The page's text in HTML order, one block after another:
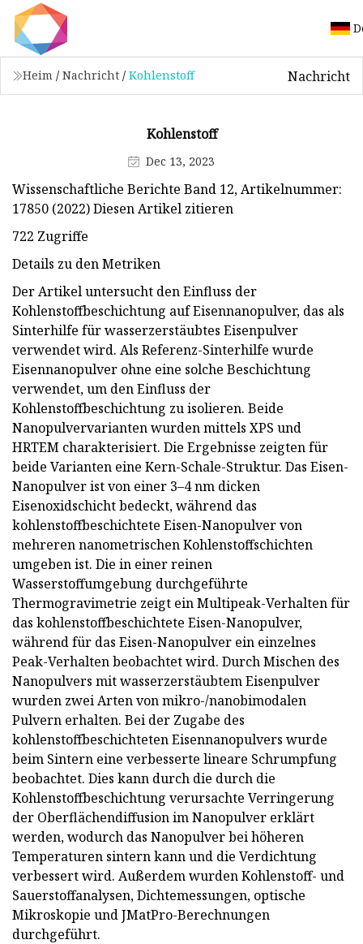
Heim / Nachricht / Kohlenstoff Nachricht
Kohlenstoff
Dec 13, 2023
Wissenschaftliche Berichte Band 12, Artikelnummer:
17850 (2022) Diesen Artikel zitieren
722 Zugriffe
Details zu den Metriken
Der Artikel untersucht den Einfluss der
Kohlenstoffbeschichtung auf Eisennanopulver, das als
Sinterhilfe für wasserzerstäubtes Eisenpulver
verwendet wird. Als Referenz-Sinterhilfe wurde
Eisennanopulver ohne eine solche Beschichtung
verwendet, um den Einfluss der
Kohlenstoffbeschichtung zu isolieren. Beide
Nanopulvervarianten wurden mittels XPS und
HRTEM charakterisiert. Die Ergebnisse zeigten für
beide Varianten eine Kern-Schale-Struktur. Das Eisen-
Nanopulver ist von einer 3–4 nm dicken
Eisenoxidschicht bedeckt, während das
kohlenstoffbeschichtete Eisen-Nanopulver von
mehreren nanometrischen Kohlenstoffschichten
umgeben ist. Die in einer reinen
Wasserstoffumgebung durchgeführte
Thermogravimetrie zeigt ein Multipeak-Verhalten für
das kohlenstoffbeschichtete Eisen-Nanopulver,
während für das Eisen-Nanopulver ein einzelnes
Peak-Verhalten beobachtet wird. Durch Mischen des
Nanopulvers mit wasserzerstäubtem Eisenpulver
wurden zwei Arten von mikro-/nanobimodalen
Pulvern erhalten. Bei der Zugabe des
kohlenstoffbeschichteten Eisennanopulvers wurde
beim Sintern eine verbesserte lineare Schrumpfung
beobachtet. Dies kann durch die durch die
Kohlenstoffbeschichtung verursachte Verringerung
der Oberflächendiffusion im Nanopulver erklärt
werden, wodurch das Nanopulver bei höheren
Temperaturen sintern kann und die Verdichtung
verbessert wird. Außerdem wurden Kohlenstoff- und
Sauerstoffanalysen, Dichtemessungen, optische
Mikroskopie und JMatPro-Berechnungen
durchgeführt.